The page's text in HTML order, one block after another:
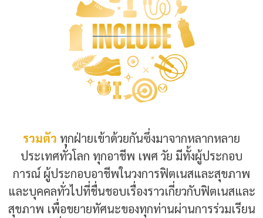
รวมตัว ทุกฝ่ายเข้าด้วยกันซึ่งมาจากหลากหลาย
ประเทศทั่วโลก ทุกอาชีพ เพศ วัย มีทั้งผู้ประกอบ
การณ์ ผู้ประกอบอาชีพในวงการฟิตเนสและสุขภาพ
และบุคคลทั่วไปที่ชื่นชอบเรื่องราวเกี่ยวกับฟิตเนสและ
สุขภาพ เพื่อขยายทัศนะของทุกท่านผ่านการร่วมเรียน